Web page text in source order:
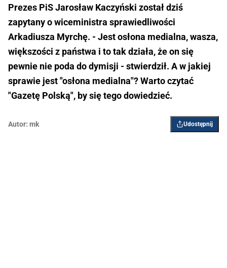
Prezes PiS Jarosław Kaczyński został dziś
zapytany o wiceministra sprawiedliwości
Arkadiusza Myrchę. - Jest osłona medialna, wasza,
większości z państwa i to tak działa, że on się
pewnie nie poda do dymisji - stwierdził. A w jakiej
sprawie jest "osłona medialna"? Warto czytać
"Gazetę Polską", by się tego dowiedzieć.
Autor: mk Udostępnij